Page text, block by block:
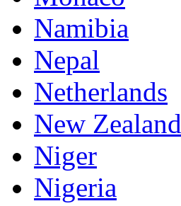
Namibia
Nepal
Netherlands
New Zealand
Niger
Nigeria